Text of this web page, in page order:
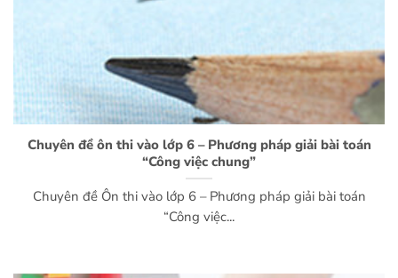
Chuyên đề ôn thi vào lớp 6 – Phương pháp giải bài toán
“Công việc chung”
Chuyên đề Ôn thi vào lớp 6 – Phương pháp giải bài toán
“Công việc...